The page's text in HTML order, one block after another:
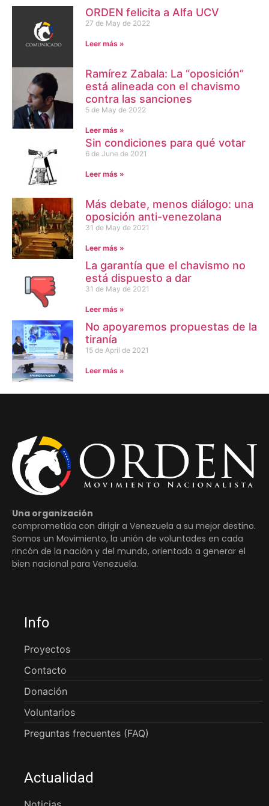
ORDEN felicita a Alfa UCV
27 de May de 2022
Leer más »
Ramírez Zabala: La “oposición”
está alineada con el chavismo
contra las sanciones
5 de May de 2022
Leer más »
Sin condiciones para qué votar
6 de June de 2021
Leer más »
Más debate, menos diálogo: una
oposición anti-venezolana
31 de May de 2021
Leer más »
La garantía que el chavismo no
está dispuesto a dar
31 de May de 2021
Leer más »
No apoyaremos propuestas de la
tiranía
15 de April de 2021
Leer más »
Una organización
comprometida con dirigir a Venezuela a su mejor destino.
Somos un Movimiento, la unión de voluntades en cada
rincón de la nación y del mundo, orientado a generar el
bien nacional para Venezuela.
Info
Proyectos
Contacto
Donación
Voluntarios
Preguntas frecuentes (FAQ)
Actualidad